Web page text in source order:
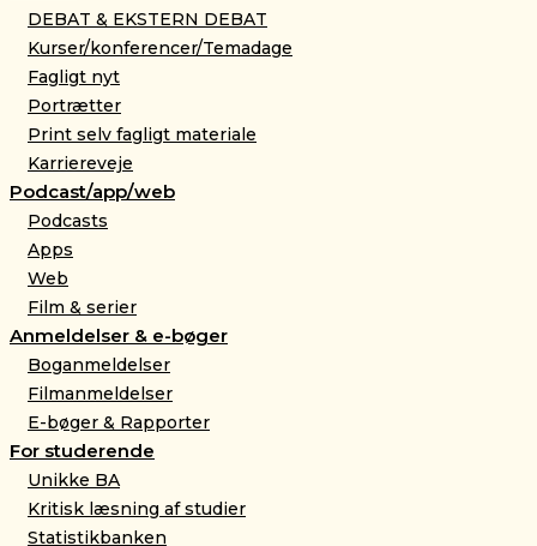
DEBAT & EKSTERN DEBAT
Kurser/konferencer/Temadage
Fagligt nyt
Portrætter
Print selv fagligt materiale
Karriereveje
Podcast/app/web
Podcasts
Apps
Web
Film & serier
Anmeldelser & e-bøger
Boganmeldelser
Filmanmeldelser
E-bøger & Rapporter
For studerende
Unikke BA
Kritisk læsning af studier
Statistikbanken